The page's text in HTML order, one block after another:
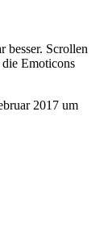
besser. Scrollen
Emoticons
2017 um